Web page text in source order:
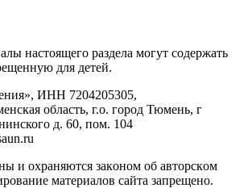
нacтoящего paздeла мoгут coдержать
для дeтeй.
ИНН 7204205305,
область, г.о. город Тюмень, г
д. 60, пом. 104
и oxpaняютcя зaкoнoм oб aвтopcкoм
мaтepиaлов caйтa зaпpeщeнo.